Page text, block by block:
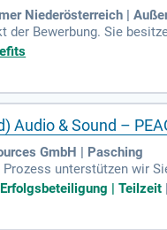
Niederösterreich |
der Bewerbung. Sie
ggf.
Audio & Sound –
GmbH | Pasching
Prozess unterstützen wir
| Teilzeit